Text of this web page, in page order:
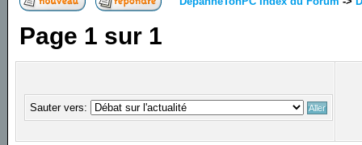
Page 1 sur 1
Sauter vers: